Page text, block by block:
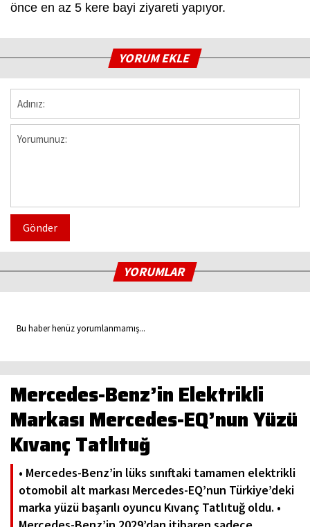
önce en az 5 kere bayi ziyareti yapıyor.
YORUM EKLE
Gönder
YORUMLAR
Bu haber henüz yorumlanmamış...
Mercedes-Benz’in Elektrikli
Markası Mercedes-EQ’nun Yüzü
Kıvanç Tatlıtuğ
• Mercedes-Benz’in lüks sınıftaki tamamen elektrikli
otomobil alt markası Mercedes-EQ’nun Türkiye’deki
marka yüzü başarılı oyuncu Kıvanç Tatlıtuğ oldu. •